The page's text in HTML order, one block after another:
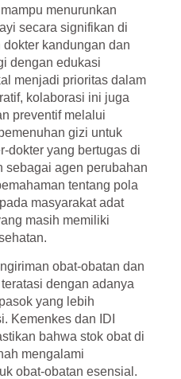
menurunkan
secara signifikan di
kandungan dan
dengan edukasi
menjadi prioritas dalam
kolaborasi ini juga
preventif melalui
gizi untuk
dokter yang bertugas di
sebagai agen perubahan
tentang pola
masyarakat adat
masih memiliki
obat-obatan dan
dengan adanya
yang lebih
Kemenkes dan IDI
bahwa stok obat di
mengalami
obat-obatan esensial.